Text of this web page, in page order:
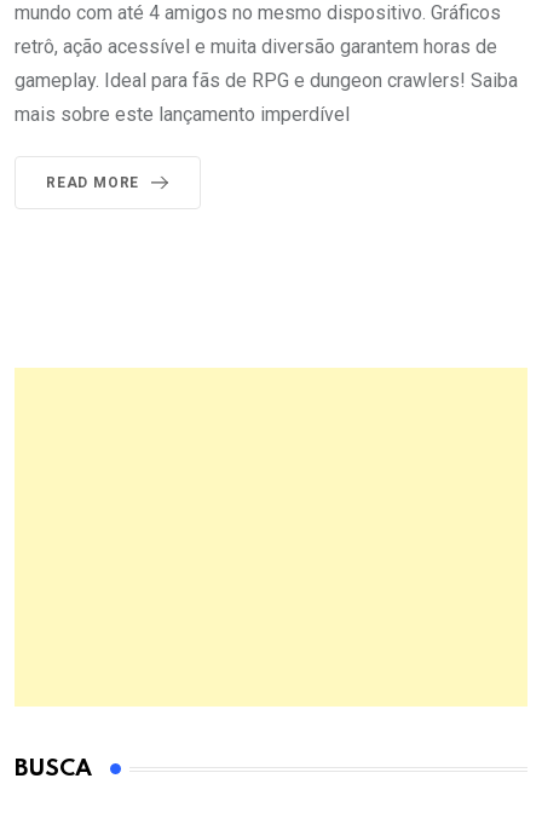
mundo com até 4 amigos no mesmo dispositivo. Gráficos
retrô, ação acessível e muita diversão garantem horas de
gameplay. Ideal para fãs de RPG e dungeon crawlers! Saiba
mais sobre este lançamento imperdível
READ MORE
BUSCA